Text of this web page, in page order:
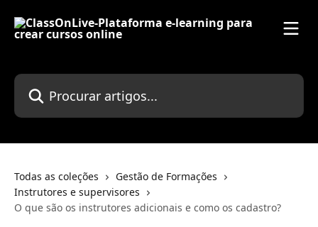
Procurar artigos...
Todas as coleções
Gestão de Formações
Instrutores e supervisores
O que são os instrutores adicionais e como os cadastro?